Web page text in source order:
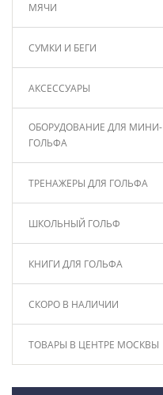
МЯЧИ
СУМКИ И БЕГИ
АКСЕССУАРЫ
ОБОРУДОВАНИЕ ДЛЯ МИНИ-
ГОЛЬФА
ТРЕНАЖЕРЫ ДЛЯ ГОЛЬФА
ШКОЛЬНЫЙ ГОЛЬФ
КНИГИ ДЛЯ ГОЛЬФА
СКОРО В НАЛИЧИИ
ТОВАРЫ В ЦЕНТРЕ МОСКВЫ